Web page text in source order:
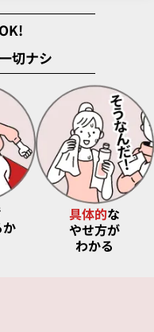
切ナシ
具体的な
やせ方が
わかる